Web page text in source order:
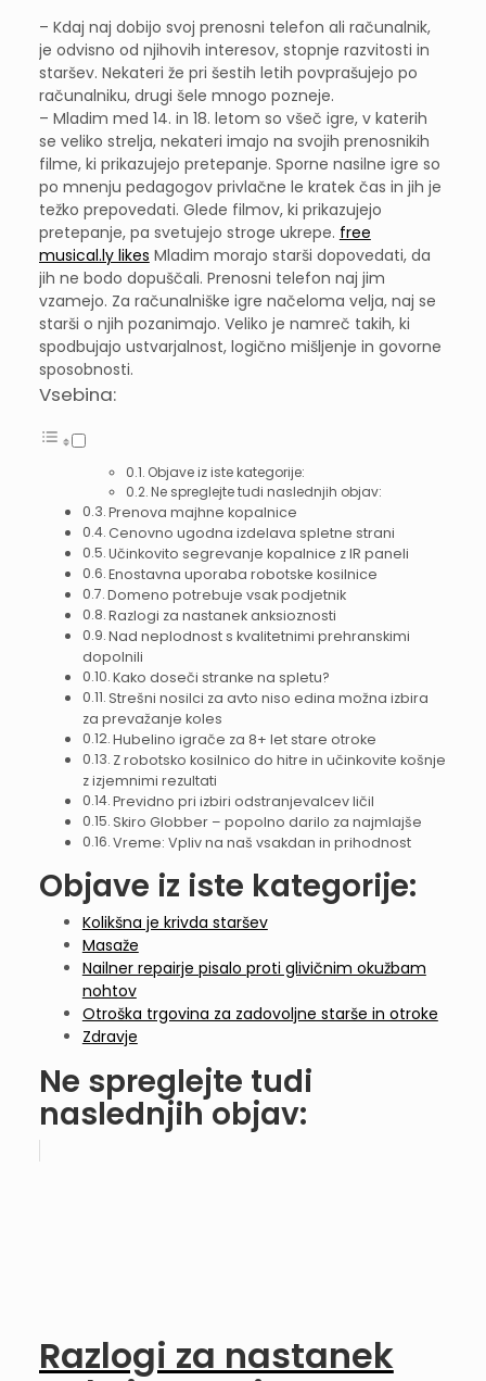
– Kdaj naj dobijo svoj prenosni telefon ali računalnik,
je odvisno od njihovih interesov, stopnje razvitosti in
staršev. Nekateri že pri šestih letih povprašujejo po
računalniku, drugi šele mnogo pozneje.
– Mladim med 14. in 18. letom so všeč igre, v katerih
se veliko strelja, nekateri imajo na svojih prenosnikih
filme, ki prikazujejo pretepanje. Sporne nasilne igre so
po mnenju pedagogov privlačne le kratek čas in jih je
težko prepovedati. Glede filmov, ki prikazujejo
pretepanje, pa svetujejo stroge ukrepe. free
musical.ly likes Mladim morajo starši dopovedati, da
jih ne bodo dopuščali. Prenosni telefon naj jim
vzamejo. Za računalniške igre načeloma velja, naj se
starši o njih pozanimajo. Veliko je namreč takih, ki
spodbujajo ustvarjalnost, logično mišljenje in govorne
sposobnosti.
Vsebina:
Objave iz iste kategorije:
Ne spreglejte tudi naslednjih objav:
Prenova majhne kopalnice
Cenovno ugodna izdelava spletne strani
Učinkovito segrevanje kopalnice z IR paneli
Enostavna uporaba robotske kosilnice
Domeno potrebuje vsak podjetnik
Razlogi za nastanek anksioznosti
Nad neplodnost s kvalitetnimi prehranskimi
dopolnili
Kako doseči stranke na spletu?
Strešni nosilci za avto niso edina možna izbira
za prevažanje koles
Hubelino igrače za 8+ let stare otroke
Z robotsko kosilnico do hitre in učinkovite košnje
z izjemnimi rezultati
Previdno pri izbiri odstranjevalcev ličil
Skiro Globber – popolno darilo za najmlajše
Vreme: Vpliv na naš vsakdan in prihodnost
Objave iz iste kategorije:
Kolikšna je krivda staršev
Masaže
Nailner repairje pisalo proti glivičnim okužbam
nohtov
Otroška trgovina za zadovoljne starše in otroke
Zdravje
Ne spreglejte tudi
naslednjih objav:
Razlogi za nastanek